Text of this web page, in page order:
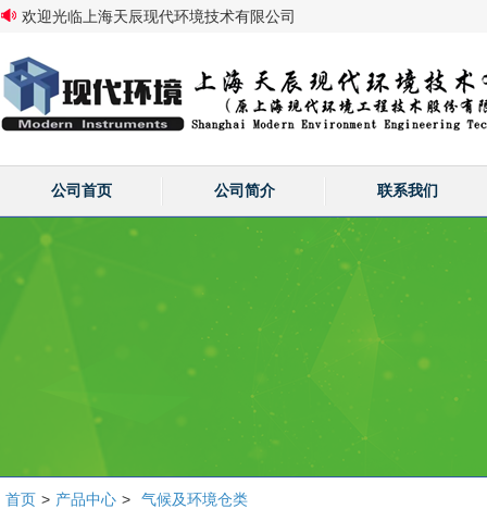
欢迎光临上海天辰现代环境技术有限公司
公司首页 公司简介 联系我们
首页 > 产品中心 > 气候及环境仓类